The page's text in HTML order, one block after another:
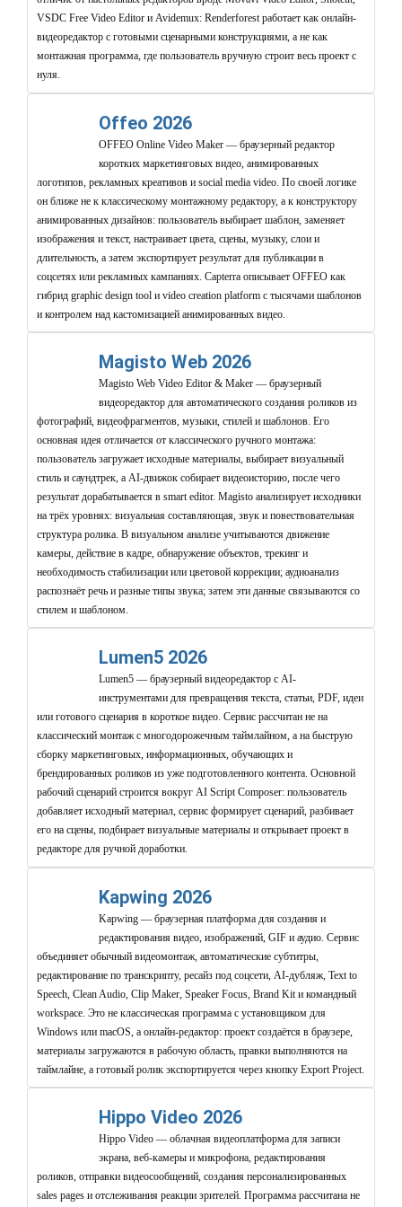
VSDC Free Video Editor и Avidemux: Renderforest работает как онлайн-
видеоредактор с готовыми сценарными конструкциями, а не как
монтажная программа, где пользователь вручную строит весь проект с
нуля.
Offeo 2026
OFFEO Online Video Maker — браузерный редактор
коротких маркетинговых видео, анимированных
логотипов, рекламных креативов и social media video. По своей логике
он ближе не к классическому монтажному редактору, а к конструктору
анимированных дизайнов: пользователь выбирает шаблон, заменяет
изображения и текст, настраивает цвета, сцены, музыку, слои и
длительность, а затем экспортирует результат для публикации в
соцсетях или рекламных кампаниях. Capterra описывает OFFEO как
гибрид graphic design tool и video creation platform с тысячами шаблонов
и контролем над кастомизацией анимированных видео.
Magisto Web 2026
Magisto Web Video Editor & Maker — браузерный
видеоредактор для автоматического создания роликов из
фотографий, видеофрагментов, музыки, стилей и шаблонов. Его
основная идея отличается от классического ручного монтажа:
пользователь загружает исходные материалы, выбирает визуальный
стиль и саундтрек, а AI-движок собирает видеоисторию, после чего
результат дорабатывается в smart editor. Magisto анализирует исходники
на трёх уровнях: визуальная составляющая, звук и повествовательная
структура ролика. В визуальном анализе учитываются движение
камеры, действие в кадре, обнаружение объектов, трекинг и
необходимость стабилизации или цветовой коррекции; аудиоанализ
распознаёт речь и разные типы звука; затем эти данные связываются со
стилем и шаблоном.
Lumen5 2026
Lumen5 — браузерный видеоредактор с AI-
инструментами для превращения текста, статьи, PDF, идеи
или готового сценария в короткое видео. Сервис рассчитан не на
классический монтаж с многодорожечным таймлайном, а на быструю
сборку маркетинговых, информационных, обучающих и
брендированных роликов из уже подготовленного контента. Основной
рабочий сценарий строится вокруг AI Script Composer: пользователь
добавляет исходный материал, сервис формирует сценарий, разбивает
его на сцены, подбирает визуальные материалы и открывает проект в
редакторе для ручной доработки.
Kapwing 2026
Kapwing — браузерная платформа для создания и
редактирования видео, изображений, GIF и аудио. Сервис
объединяет обычный видеомонтаж, автоматические субтитры,
редактирование по транскрипту, ресайз под соцсети, AI-дубляж, Text to
Speech, Clean Audio, Clip Maker, Speaker Focus, Brand Kit и командный
workspace. Это не классическая программа с установщиком для
Windows или macOS, а онлайн-редактор: проект создаётся в браузере,
материалы загружаются в рабочую область, правки выполняются на
таймлайне, а готовый ролик экспортируется через кнопку Export Project.
Hippo Video 2026
Hippo Video — облачная видеоплатформа для записи
экрана, веб-камеры и микрофона, редактирования
роликов, отправки видеосообщений, создания персонализированных
sales pages и отслеживания реакции зрителей. Программа рассчитана не